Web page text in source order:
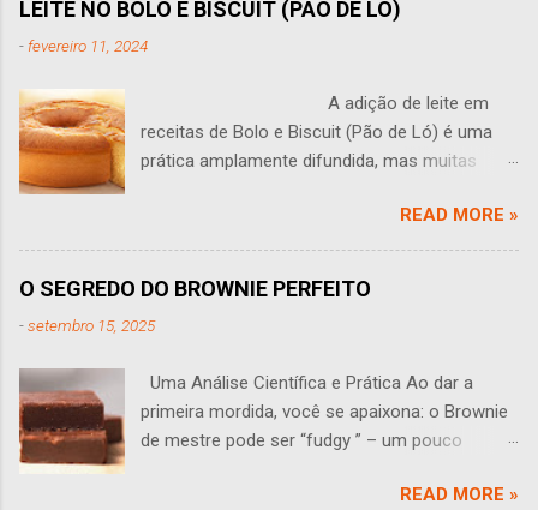
LEITE NO BOLO É BISCUIT (PÃO DE LÓ)
- fevereiro 11, 2024
A adição de leite em
receitas de Bolo e Biscuit (Pão de Ló) é uma
prática amplamente difundida, mas muitas
sentido em um bolo? Você às vezes se faz
perguntas como essa? Esta pergunta leva a
uma análise aprofundada do papel do leite na
traz várias propriedades que podem influenciar
sendo que seu efeito em pequenas
quantidades muitas vezes não é perceptível.
Uma das funções primárias do leite é adicionar
READ MORE »
O SEGREDO DO BROWNIE PERFEITO
-setembro 15, 2025
Uma Análise Científica e Prática Ao dar a
primeira mordida, você se apaixona: o Brownie
de mestre pode ser “fudgy ” – um pouco
denso, aromático e irresistível. Mas como
READ MORE »